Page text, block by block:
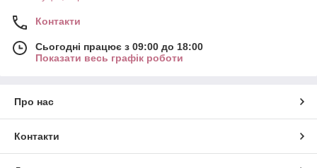
Контакти
Сьогодні працює з 09:00 до 18:00
Показати весь графік роботи
Про нас
Контакти